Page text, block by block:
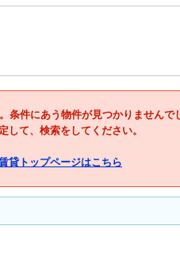
条件にあう物件が見つかりませんで
して、検索をしてください。
貸トップページはこちら